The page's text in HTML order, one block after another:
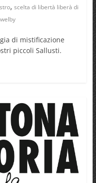
, scelta di libertà liberà di
welby
di mistificazione
piccoli Sallusti.